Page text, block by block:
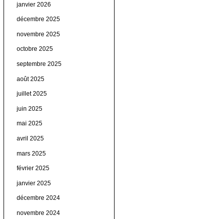
janvier 2026
décembre 2025
novembre 2025
octobre 2025
septembre 2025
août 2025
juillet 2025
juin 2025
mai 2025
avril 2025
mars 2025
février 2025
janvier 2025
décembre 2024
novembre 2024